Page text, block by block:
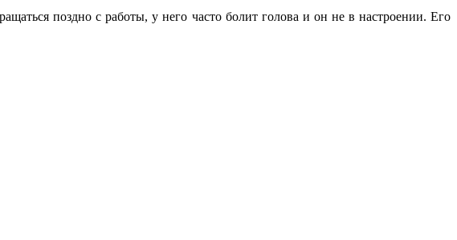
поздно с работы, у него часто болит голова и он не в настроении. Его